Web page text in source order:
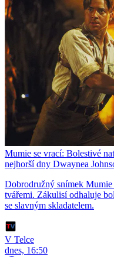
Mumie se vrací: Bolestivé
nejhorší dny Dwaynea
Dobrodružný snímek Mumie
tvářemi. Zákulisí odhaluje
se slavným skladatelem.
V Telce
dnes, 16:50